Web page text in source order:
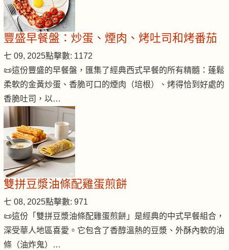
豐盛早餐盤：炒蛋、煙肉、烤吐司和烤番茄
七 09, 2025點擊數: 1172
📜這份豐盛的早餐盤，匯集了經典西式早餐的所有精髓：蓬鬆
柔軟的金黃炒蛋、香脆可口的煙肉（培根）、烤得恰到好處的
香脆吐司，以…
雙拼豆漿油條配雞蛋煎餅
七 08, 2025點擊數: 971
📜這份「雙拼豆漿油條配雞蛋煎餅」是經典的中式早餐組合，
深受華人地區喜愛。它包含了香醇溫熱的豆漿、外酥內軟的油
條（油炸鬼）…